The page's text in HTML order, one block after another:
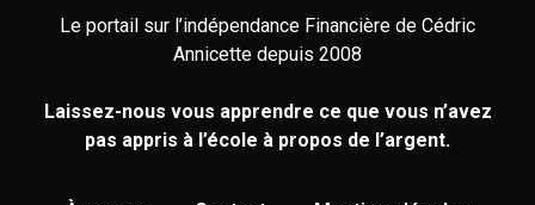
Le portail sur l’indépendance Financière de Cédric
Annicette depuis 2008
Laissez-nous vous apprendre ce que vous n’avez
pas appris à l’école à propos de l’argent.